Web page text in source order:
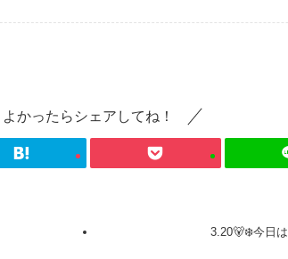
よかったらシェアしてね！
3.20🐻‍❄️今日